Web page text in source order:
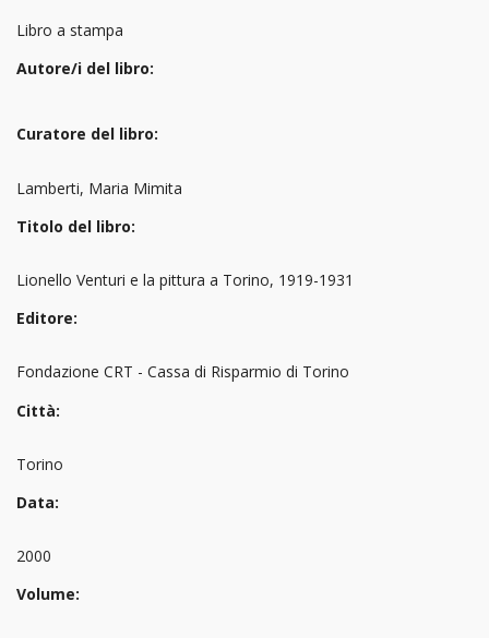
Libro a stampa
Autore/i del libro:
Curatore del libro:
Lamberti, Maria Mimita
Titolo del libro:
Lionello Venturi e la pittura a Torino, 1919-1931
Editore:
Fondazione CRT - Cassa di Risparmio di Torino
Città:
Torino
Data:
2000
Volume: